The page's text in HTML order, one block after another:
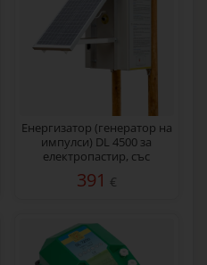
Eнергизатор (генератор на
импулси) DL 4500 за
електропастир, със
соларен панел 30 W
391 €